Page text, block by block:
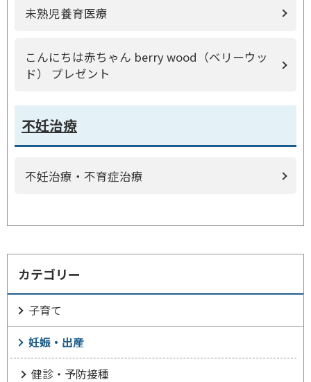
未熟児養育医療
こんにちは赤ちゃん berry wood（ベリーウッ
ド） プレゼント
不妊治療
不妊治療・不育症治療
カテゴリー
子育て
妊娠・出産
健診・予防接種